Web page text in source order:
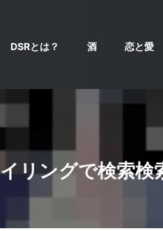
DSRとは？ 酒 恋と愛
リングで検索検